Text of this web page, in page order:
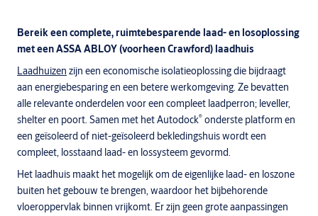
Bereik een complete, ruimtebesparende laad- en losoplossing
met een ASSA ABLOY (voorheen Crawford) laadhuis
Laadhuizen zijn een economische isolatieoplossing die bijdraagt
aan energiebesparing en een betere werkomgeving. Ze bevatten
alle relevante onderdelen voor een compleet laadperron; leveller,
shelter en poort. Samen met het Autodock® onderste platform en
een geïsoleerd of niet-geïsoleerd bekledingshuis wordt een
compleet, losstaand laad- en lossysteem gevormd.
Het laadhuis maakt het mogelijk om de eigenlijke laad- en loszone
buiten het gebouw te brengen, waardoor het bijbehorende
vloeroppervlak binnen vrijkomt. Er zijn geen grote aanpassingen